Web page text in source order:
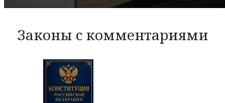
Законы с комментариями